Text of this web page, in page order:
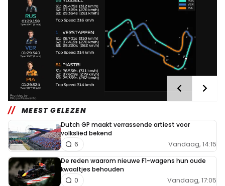
MEEST GELEZEN
Dutch GP maakt verrassende artiest voor
volkslied bekend
Vandaag, 14:15
6
De reden waarom nieuwe F1-wagens hun oude
kwaaltjes behouden
Vandaag, 17:05
0